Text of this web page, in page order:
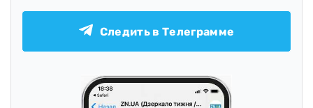
Следить в Телеграмме